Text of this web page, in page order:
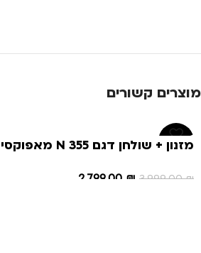
מוצרים קשורים
-30%
מזנון + שולחן דגם N 355 מאפוקסי
3,999.00₪
2,799.00 ₪